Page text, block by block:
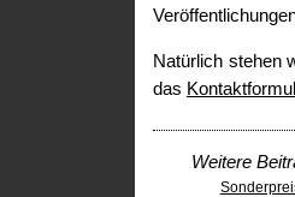
Natürlich stehen
das
Weitere